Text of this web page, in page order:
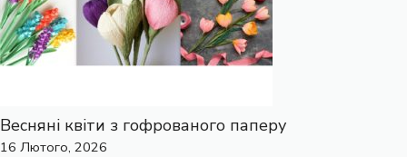
Весняні квіти з гофрованого паперу
16 Лютого, 2026